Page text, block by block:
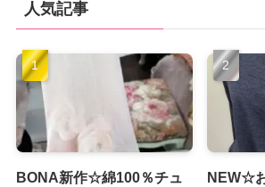
人気記事
BONA新作☆綿100％チュ
NEW☆